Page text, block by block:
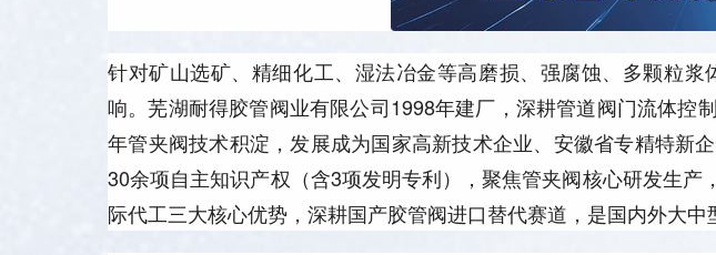
针对矿山选矿、精细化工、湿法冶金等高磨损、强腐蚀、多颗粒
响。芜湖耐得胶管阀业有限公司1998年建厂，深耕管道阀门流体
年管夹阀技术积淀，发展成为国家高新技术企业、安徽省专精特新
30余项自主知识产权（含3项发明专利），聚焦管夹阀核心研发生
际代工三大核心优势，深耕国产胶管阀进口替代赛道，是国内外大中